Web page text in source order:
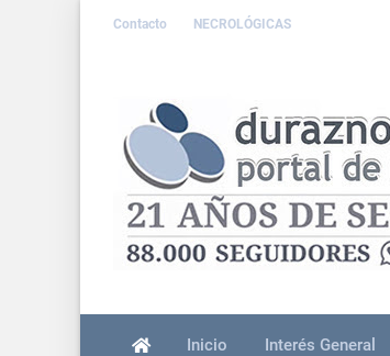
Contacto NECROLÓGICAS
Inicio Interés General